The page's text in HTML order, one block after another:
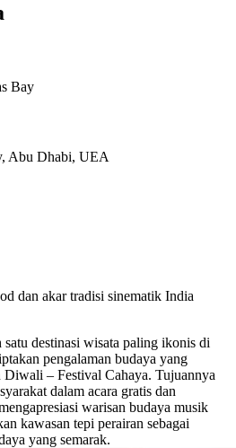
Bay
Abu Dhabi, UEA
dan akar tradisi sinematik India
satu destinasi wisata paling ikonis di
pengalaman budaya yang
Diwali – Festival Cahaya. Tujuannya
dalam acara gratis dan
warisan budaya musik
kawasan tepi perairan sebagai
yang semarak.